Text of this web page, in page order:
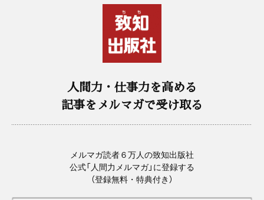
人間力・仕事力を高める
記事をメルマガで受け取る
メルマガ読者６万人の致知出版社
公式「人間力メルマガ」に登録する
（登録無料・特典付き）